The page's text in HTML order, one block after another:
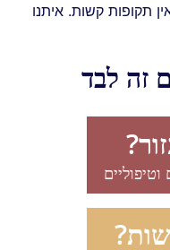
תקופות קשות. איתנו
זה לבד